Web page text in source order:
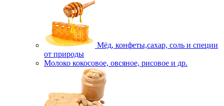
Мёд, конфеты,сахар, соль и специи
от природы
Молоко кокосовое, овсяное, рисовое и др.